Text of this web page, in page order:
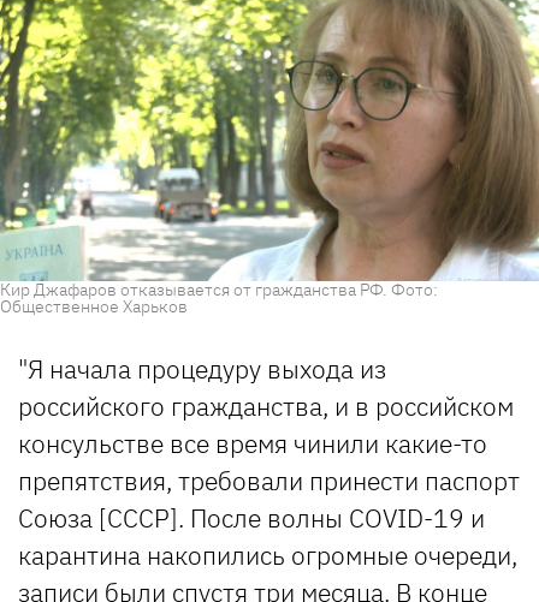
Кир Джафаров отказывается от гражданства РФ. Фото:
Общественное Харьков
"Я начала процедуру выхода из
российского гражданства, и в российском
консульстве все время чинили какие-то
препятствия, требовали принести паспорт
Союза [СССР]. После волны COVID-19 и
карантина накопились огромные очереди,
записи были спустя три месяца. В конце